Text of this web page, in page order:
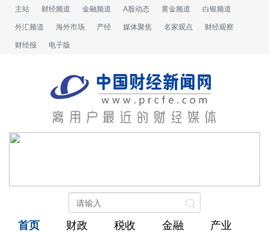
主站 财经频道 金融频道 A股动态 黄金频道 白银频道
外汇频道 海外市场 产经 媒体聚焦 名家观点 财经观察
财经报 电子版
首页 财政 税收 金融 产业